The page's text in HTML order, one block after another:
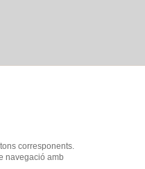
corresponents.
navegació amb